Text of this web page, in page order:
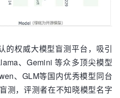
的权威大模型盲测平台，吸引
、Gemini 等众多顶尖模型
、GLM等国内优秀模型同台
测，评测者在不知晓模型名字